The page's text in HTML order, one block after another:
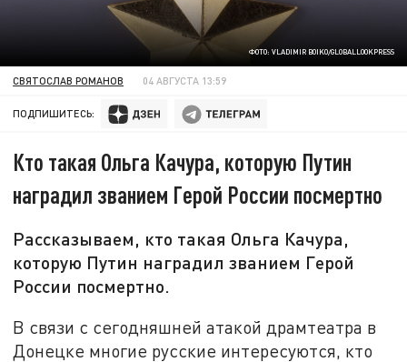
ФОТО: VLADIMIR BOIKO/GLOBALLOOKPRESS
СВЯТОСЛАВ РОМАНОВ 04 АВГУСТА 13:59
ПОДПИШИТЕСЬ:
Кто такая Ольга Качура, которую Путин
наградил званием Герой России посмертно
Рассказываем, кто такая Ольга Качура,
которую Путин наградил званием Герой
России посмертно.
В связи с сегодняшней атакой драмтеатра в
Донецке многие русские интересуются, кто